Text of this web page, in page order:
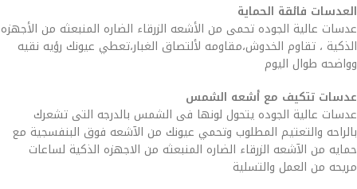
العدسات فائقة الحماية
عدسات عالية الجوده تحمى من الأشعه الزرقاء الضاره المنبعثه من الأجهزه
الذكية ، تقاوم الخدوش،مقاومه لألتصاق الغبار،تعطي عيونك رؤيه نقيه
وواضحه طوال اليوم
عدسات تتكيف مع أشعه الشمس
عدسات عالية الجوده يتحول لونها فى الشمس بالدرجه التى تشعرك
بالراحه والتعتيم المطلوب وتحمي عيونك من الآشعه فوق البنفسجية مع
حمايه من الآشعه الزرقاء الضاره المنبعثه من الاجهزه الذكية لساعات
مريحه من العمل والتسلية